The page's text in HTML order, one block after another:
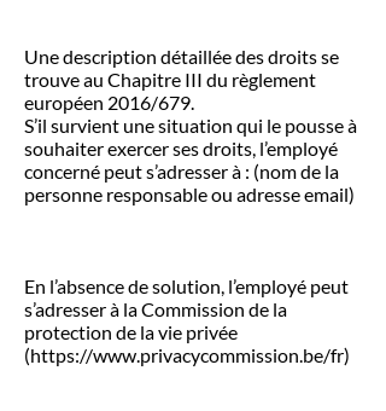
Une description détaillée des droits se
trouve au Chapitre III du règlement
européen 2016/679.
S’il survient une situation qui le pousse à
souhaiter exercer ses droits, l’employé
concerné peut s’adresser à : (nom de la
personne responsable ou adresse email)
En l’absence de solution, l’employé peut
s’adresser à la Commission de la
protection de la vie privée
(https://www.privacycommission.be/fr)